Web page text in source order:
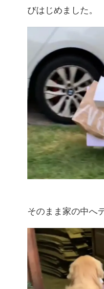
びはじめました。
そのまま家の中へ